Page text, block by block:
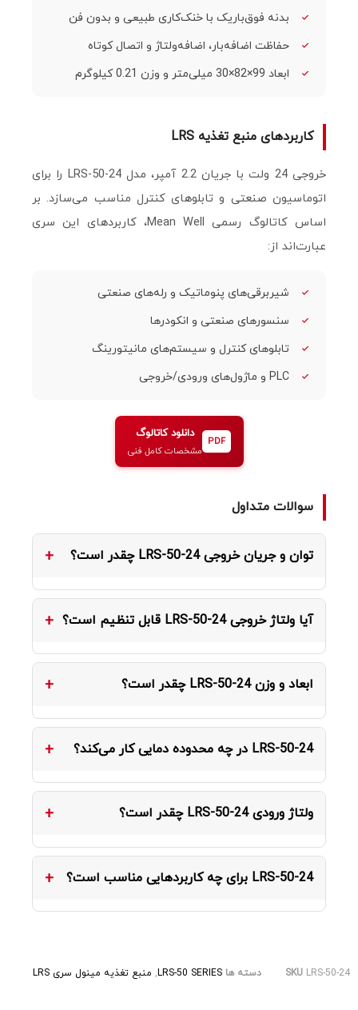
بدنه فوق‌باریک با خنک‌کاری طبیعی و بدون فن
حفاظت اضافه‌بار، اضافه‌ولتاژ و اتصال کوتاه
ابعاد 99×82×30 میلی‌متر و وزن 0.21 کیلوگرم
کاربردهای منبع تغذیه LRS
خروجی 24 ولت با جریان 2.2 آمپر، مدل LRS-50-24 را برای
اتوماسیون صنعتی و تابلوهای کنترل مناسب می‌سازد. بر
اساس کاتالوگ رسمی Mean Well، کاربردهای این سری
عبارت‌اند از:
شیربرقی‌های پنوماتیک و رله‌های صنعتی
سنسورهای صنعتی و انکودرها
تابلوهای کنترل و سیستم‌های مانیتورینگ
PLC و ماژول‌های ورودی/خروجی
PDF
دانلود کاتالوگ
مشخصات کامل فنی
سوالات متداول
توان و جریان خروجی LRS-50-24 چقدر است؟
مدل LRS-50-24 توان 52.8W را با ولتاژ خروجی 24 ولت
آیا ولتاژ خروجی LRS-50-24 قابل تنظیم است؟
بله، ولتاژ خروجی از طریق پتانسیومتر روی دستگاه در
ابعاد و وزن LRS-50-24 چقدر است؟
ابعاد این محصول 99×82×30 میلی‌متر و وزن آن حدود
LRS-50-24 در چه محدوده دمایی کار می‌کند؟
دمای کارکرد این مدل -30 ~ +70 درجه سانتی‌گراد
ولتاژ ورودی LRS-50-24 چقدر است؟
این مدل با ورودی 85 ~ 264VAC و فرکانس 47 ~ 63
LRS-50-24 برای چه کاربردهایی مناسب است؟
صنعتی و انکودرها، تابلوهای کنترل و سیستم‌های
SKULRS-50-24 دسته ها LRS-50 SERIES
, منبع تغذیه مینول سری LRS